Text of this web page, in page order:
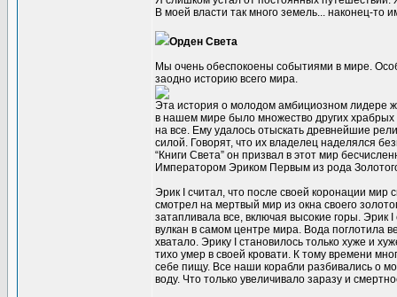
В моей власти так много земель... наконец-то
Орден Света
Мы очень обеспокоены событиями в мире.
заодно историю всего мира.
Эта история о молодом амбициозном лидере
в нашем мире было множество других
на все. Ему удалось отыскать древнейшие
силой. Говорят, что их владелец наделялся
“Книги Света” он призвал в этот мир
Императором Эриком Первым из рода
Эрик I считал, что после своей коронации мир
смотрел на мертвый мир из окна своего
затапливала все, включая высокие горы.
вулкан в самом центре мира. Вода поглотила
хватало. Эрику I становилось только хуже и
тихо умер в своей кровати. К тому времени
себе пищу. Все наши корабли разбивались о
воду. Что только увеличивало заразу и